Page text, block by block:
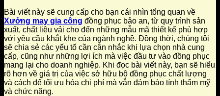
Bài viết này sẽ cung cấp cho bạn cái nhìn tổng quan về
Xưởng may gia công đồng phục bảo an, từ quy trình sản
xuất, chất liệu vải cho đến những mẫu mã thiết kế phù hợp
với yêu cầu khắt khe của ngành nghề. Đồng thời, chúng tôi
sẽ chia sẻ các yếu tố cần cân nhắc khi lựa chọn nhà cung
cấp, cũng như những lợi ích mà việc đầu tư vào đồng phục
mang lại cho doanh nghiệp. Khi đọc bài viết này, bạn sẽ hiểu
rõ hơn về giá trị của việc sở hữu bộ đồng phục chất lượng
và cách để tối ưu hóa chi phí mà vẫn đảm bảo tính thẩm mỹ
và chức năng.